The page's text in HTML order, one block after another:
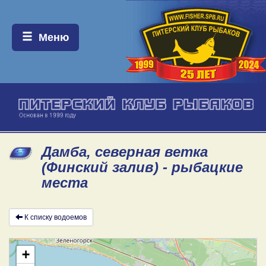
Меню:
Меню
Дамба, северная ветка
(Финский залив) - рыбацкие
места
К списку водоемов
+